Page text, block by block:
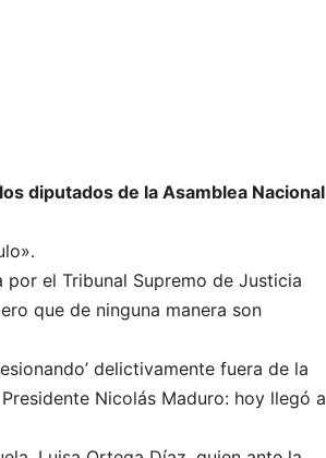
diputados de la Asamblea Nacional
el Tribunal Supremo de Justicia
que de ninguna manera son
delictivamente fuera de la
Nicolás Maduro: hoy llegó a